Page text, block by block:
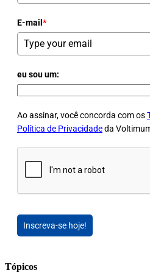
E-mail *
eu sou um:
Ao assinar, você concorda com os
Política de Privacidadeda
Inscreva-se hoje!
Tópicos